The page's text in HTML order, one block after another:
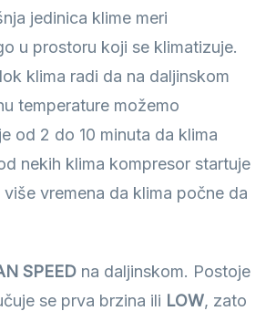
jedinica klime meri
u prostoru koji se klimatizuje.
klima radi da na daljinskom
temperature možemo
od 2 do 10 minuta da klima
nekih klima kompresor startuje
vremena da klima počne da
SPEED na daljinskom. Postoje
se prva brzina ili LOW, zato